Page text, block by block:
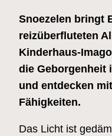
Snoezelen bringt
reizüberfluteten
Kinderhaus-
die Geborgenheit
und entdecken
Fähigkeiten.
Das Licht ist